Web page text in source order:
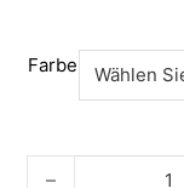
Farbe